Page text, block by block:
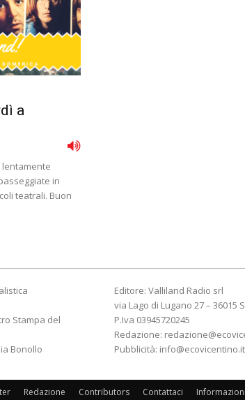
a
lentamente
in
teatrali. Buon
Stampa del
Bonollo
Editore: Valliland Radio srl
via Lago di Lugano 27 – 36015
P.Iva 03945720245
Redazione:
Pubblicità: info@ecovicentino.it
Redazione Contributors Contattaci